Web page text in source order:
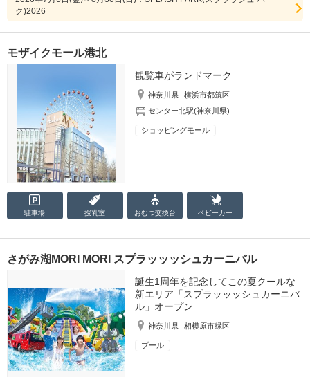
ク)2026
モザイクモール港北
観覧車がランドマーク
神奈川県
横浜市都筑区
センター北駅(神奈川県)
ショッピングモール
駐車場 授乳室 おむつ交換台 ベビーカー
さがみ湖MORI MORI スプラッッッシュカーニバル
誕生1周年を記念してこの夏クールな
新エリア「スプラッッッシュカーニバ
ル」オープン
神奈川県 相模原市緑区
プール